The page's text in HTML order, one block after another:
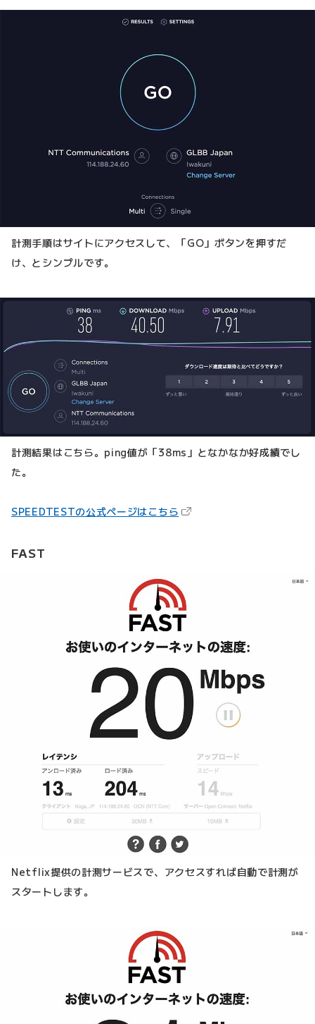
計測手順はサイトにアクセスして、「GO」ボタンを押すだ
け、とシンプルです。
計測結果はこちら。ping値が「38ms」となかなか好成績でし
た。
SPEEDTESTの公式ページはこちら （新しいタブで開きます）
FAST
Netflix提供の計測サービスで、アクセスすれば自動で計測が
スタートします。